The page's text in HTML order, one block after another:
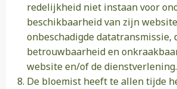
redelijkheid niet instaan voor
beschikbaarheid van zijn
onbeschadigde datatransmissie,
betrouwbaarheid en
website en/of de dienstverlening.
De bloemist heeft te allen tijde